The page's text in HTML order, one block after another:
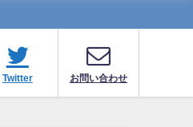
Twitter お問い合わせ